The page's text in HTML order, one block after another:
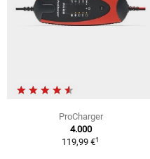
ProCharger
4.000
119,99 €1